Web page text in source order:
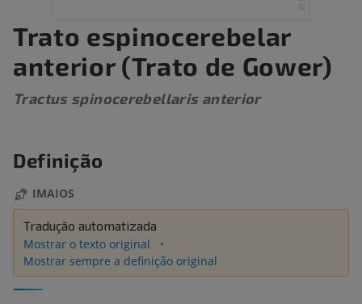
Trato espinocerebelar
anterior (Trato de Gower)
Tractus spinocerebellaris anterior
Definição
IMAIOS
Tradução automatizada
Mostrar o texto original
Mostrar sempre a definição original